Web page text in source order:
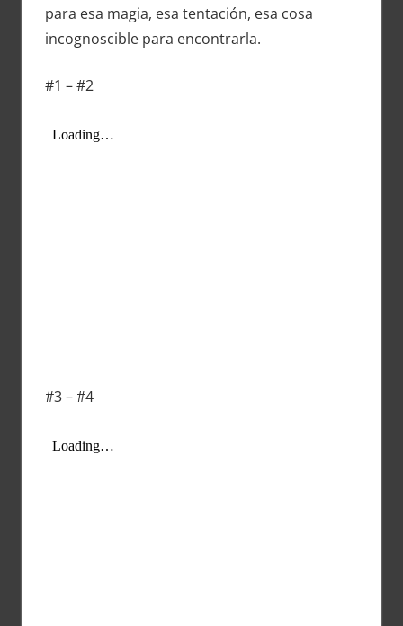
para esa magia, esa tentación, esa cosa
incognoscible para encontrarla.
#1 – #2
#3 – #4